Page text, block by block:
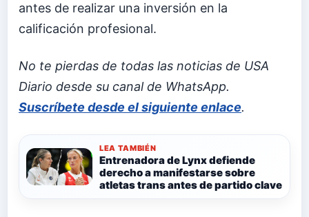
antes de realizar una inversión en la
calificación profesional.
No te pierdas de todas las noticias de USA
Diario desde su canal de WhatsApp.
Suscríbete desde el siguiente enlace.
LEA TAMBIÉN
Entrenadora de Lynx defiende
derecho a manifestarse sobre
atletas trans antes de partido clave